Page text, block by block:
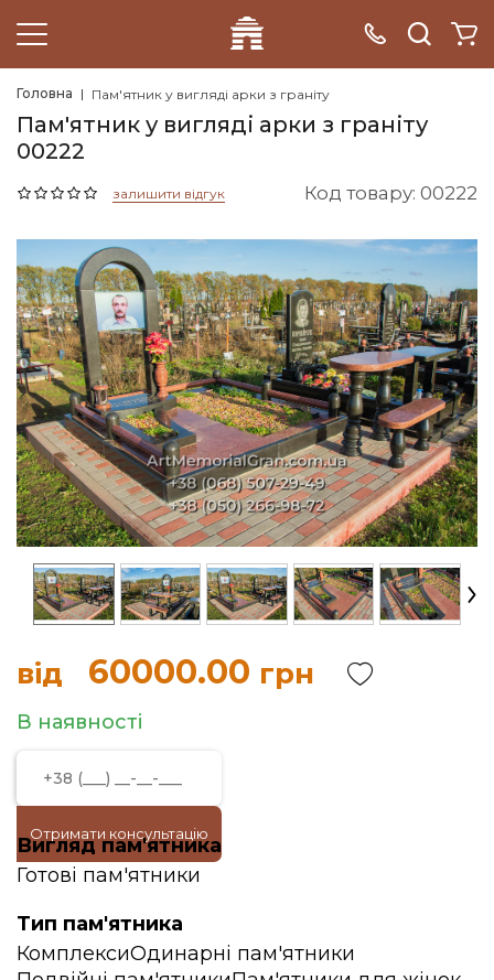
Головна Пам'ятник у вигляді арки з граніту
Пам'ятник у вигляді арки з граніту
00222
залишити відгук Код товару: 00222
від 60000.00 грн
В наявності
Отримати консультацію
Вигляд пам'ятника
Готові пам'ятники
Тип пам'ятника
КомплексиОдинарні пам'ятники